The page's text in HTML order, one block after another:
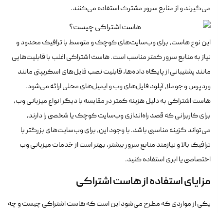
می‌گیرند و از منابع سرور مشترک استفاده می‌کنند.
این نوع هاست، برای وب‌سایت‌های کوچک و متوسط با ترافیک محدود و
نیاز به منابع سرور کمتر مناسب است. هاست اشتراکی اغلب با قابلیت‌هایی
مانند پشتیبانی از پایگاه داده‌ها، قابلیت نصب فایل‌های اسکریپتی مانند
وردپرس و جوملا، آپلود فایل‌های وب و ایمیل‌های محلی ارائه می‌شود.
هاست اشتراکی به دلیل هزینه کمتر در مقایسه با دیگر انواع میزبانی وب،
برای کاربرانی که قصد راه‌اندازی وب‌سایت کوچک یا شخصی را دارند،
می‌تواند گزینه مناسبی باشد. با وجود این، برای وب‌سایت‌های بزرگتر با
ترافیک بالا و نیازمند منابع سرور بیشتر، بهتر است از خدمات میزبانی وب
اختصاصی یا ابری استفاده کنید.
مزایای استفاده از هاست اشتراکی
یکی از مواردی که مطرح می‌شود این است که هاست اشتراکی چیست و چه